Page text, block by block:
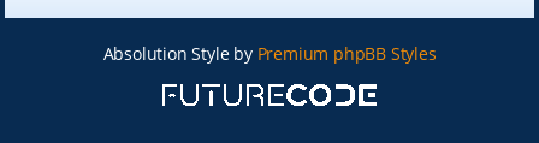
Absolution Style by Premium phpBB Styles